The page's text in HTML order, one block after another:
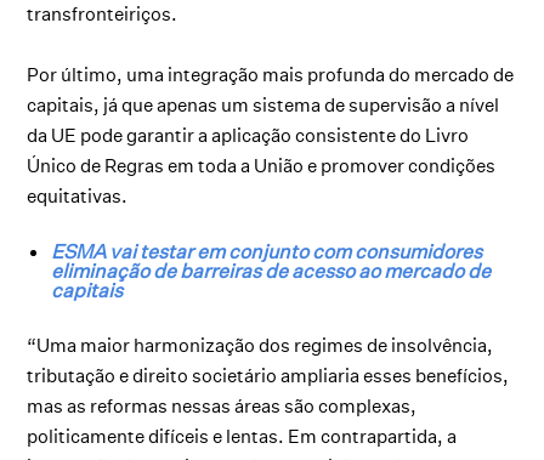
transfronteiriços.
Por último, uma integração mais profunda do mercado de
capitais, já que apenas um sistema de supervisão a nível
da UE pode garantir a aplicação consistente do Livro
Único de Regras em toda a União e promover condições
equitativas.
ESMA vai testar em conjunto com consumidores
eliminação de barreiras de acesso ao mercado de
capitais
“Uma maior harmonização dos regimes de insolvência,
tributação e direito societário ampliaria esses benefícios,
mas as reformas nessas áreas são complexas,
politicamente difíceis e lentas. Em contrapartida, a